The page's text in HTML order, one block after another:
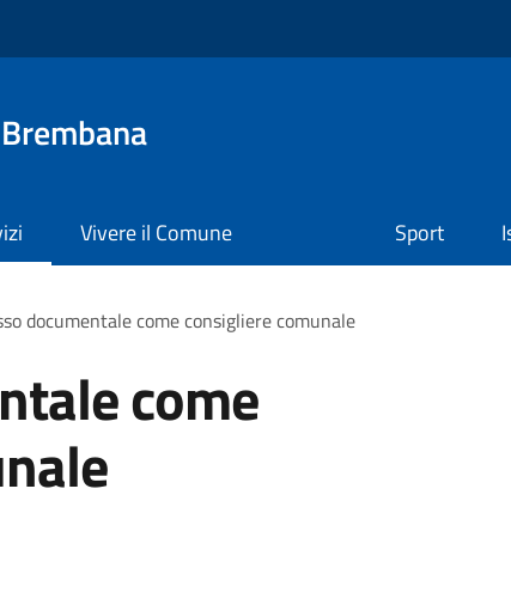
Vivere il Comune Sport
documentale come consigliere comunale
come